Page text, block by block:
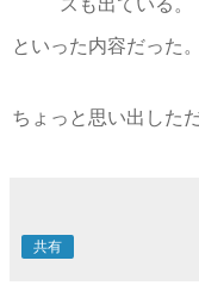
といった内容だった。
ちょっと思い出しただ
共有